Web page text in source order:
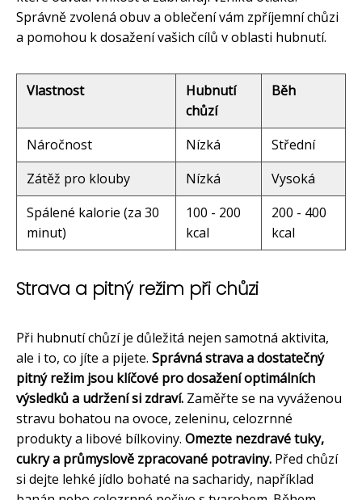
Správně zvolená obuv a oblečení vám zpříjemní chůzi
a pomohou k dosažení vašich cílů v oblasti hubnutí.
Vlastnost
Hubnutí
chůzí
Běh
Náročnost Nízká
Střední
Zátěž pro klouby
Nízká
Vysoká
Spálené kalorie (za 30
minut)
100 - 200
kcal
200 - 400
kcal
Strava a pitný režim při chůzi
Při hubnutí chůzí je důležitá nejen samotná aktivita,
ale i to, co jíte a pijete. Správná strava a dostatečný
pitný režim jsou klíčové pro dosažení optimálních
výsledků a udržení si zdraví. Zaměřte se na vyváženou
stravu bohatou na ovoce, zeleninu, celozrnné
produkty a libové bílkoviny. Omezte nezdravé tuky,
cukry a průmyslově zpracované potraviny. Před chůzí
si dejte lehké jídlo bohaté na sacharidy, například